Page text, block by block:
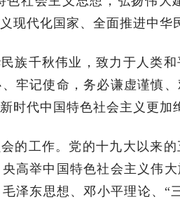
现代化国家、全面推进中华
族千秋伟业，致力于人类
牢记使命，务必谦虚谨慎
时代中国特色社会主义更加
的工作。党的十九大以来
高举中国特色社会主义伟
泽东思想、邓小平理论、“